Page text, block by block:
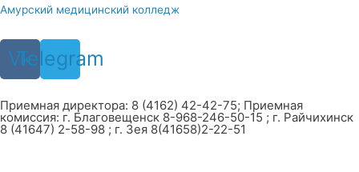
Перейти
содержимому
Амурский медицинский колледж
Vk
Telegram
Приемная директора: 8 (4162) 42-42-75; Приемная
комиссия: г. Благовещенск 8-968-246-50-15 ; г. Райчихинск
8 (41647) 2-58-98 ; г. Зея 8(41658)2-22-51